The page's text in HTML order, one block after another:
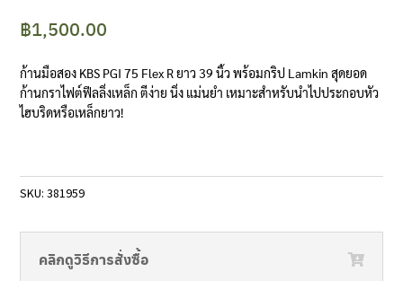
฿1,500.00
ก้านมือสอง KBS PGI 75 Flex R ยาว 39 นิ้ว พร้อมกริป Lamkin สุดยอด
ก้านกราไฟต์ฟีลลิ่งเหล็ก ตีง่าย นิ่ง แม่นยำ เหมาะสำหรับนำไปประกอบหัว
ไฮบริดหรือเหล็กยาว!
SKU:381959
คลิกดูวิธีการสั่งซื้อ